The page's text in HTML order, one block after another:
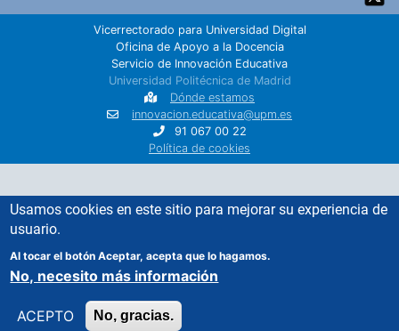
to
Vicerrectorado para Universidad Digital
Oficina de Apoyo a la Docencia
Servicio de Innovación Educativa
Universidad Politécnica de Madrid
Dónde estamos
innovacion.educativa@upm.es
91 067 00 22
Política de cookies
Usamos cookies en este sitio para mejorar su experiencia de
usuario.
Al tocar el botón Aceptar, acepta que lo hagamos.
No, necesito más información
ACEPTO No, gracias.